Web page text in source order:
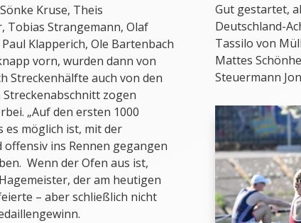
Kruse, Theis
Tobias Strangemann, Olaf
Klapperich, Ole Bartenbach
vorn, wurden dann von
Streckenhälfte auch von den
zogen
„Auf den ersten 1000
es möglich ist, mit der
ins Rennen gegangen
Wenn der Ofen aus ist,
der am heutigen
– aber schließlich nicht
Gut gestartet,
Deutschland-
Tassilo von
Mattes
Steuermann